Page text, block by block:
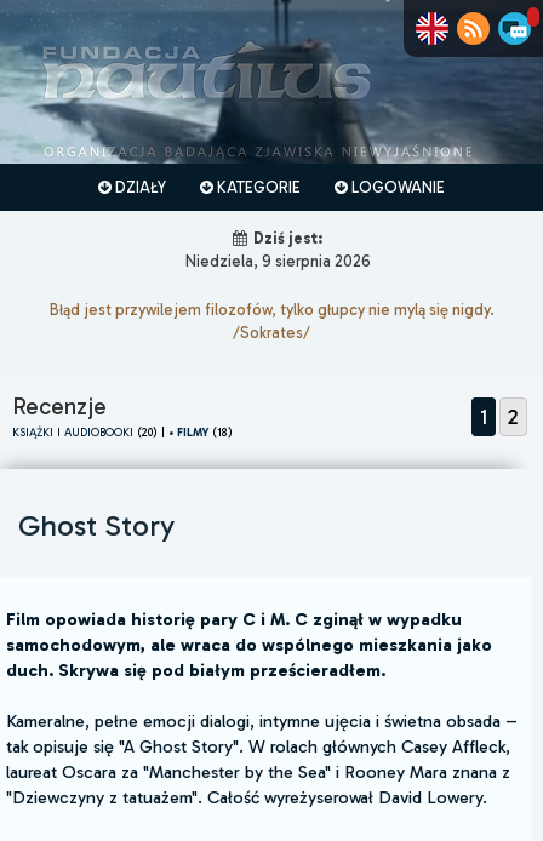
DZIAŁY KATEGORIE LOGOWANIE
Dziś jest:
Niedziela, 9 sierpnia 2026
Błąd jest przywilejem filozofów, tylko głupcy nie mylą się nigdy.
/Sokrates/
Recenzje
KSIĄŻKI I AUDIOBOOKI (20) | • FILMY(18)
1 2
Ghost Story
Film opowiada historię pary C i M. C zginął w wypadku
samochodowym, ale wraca do wspólnego mieszkania jako
duch. Skrywa się pod białym prześcieradłem.
Kameralne, pełne emocji dialogi, intymne ujęcia i świetna obsada –
tak opisuje się "A Ghost Story". W rolach głównych Casey Affleck,
laureat Oscara za "Manchester by the Sea" i Rooney Mara znana z
"Dziewczyny z tatuażem". Całość wyreżyserował David Lowery.